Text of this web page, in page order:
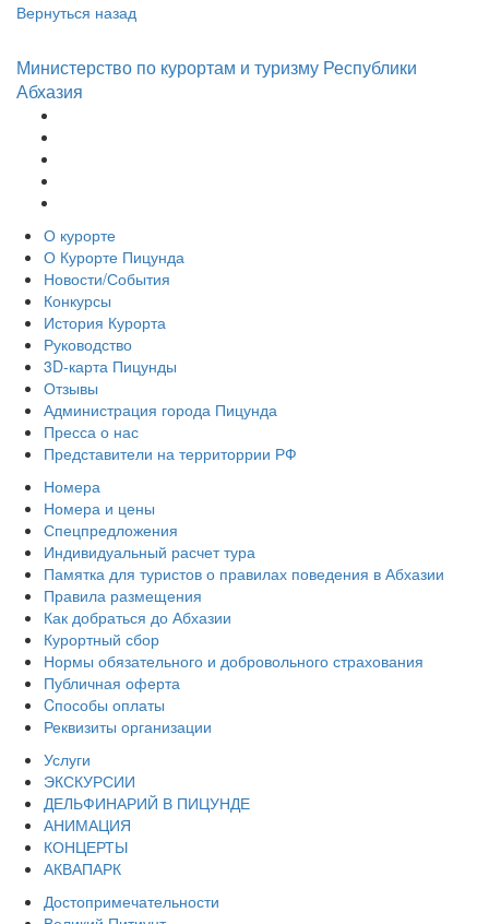
Вернуться назад
Министерство по курортам и туризму Республики
Абхазия
О курорте
О Курорте Пицунда
Новости/События
Конкурсы
История Курорта
Руководство
3D-карта Пицунды
Отзывы
Администрация города Пицунда
Пресса о нас
Представители на территоррии РФ
Номера
Номера и цены
Спецпредложения
Индивидуальный расчет тура
Памятка для туристов о правилах поведения в Абхазии
Правила размещения
Как добраться до Абхазии
Курортный сбор
Нормы обязательного и добровольного страхования
Публичная оферта
Cпособы оплаты
Реквизиты организации
Услуги
ЭКСКУРСИИ
ДЕЛЬФИНАРИЙ В ПИЦУНДЕ
АНИМАЦИЯ
КОНЦЕРТЫ
АКВАПАРК
Достопримечательности